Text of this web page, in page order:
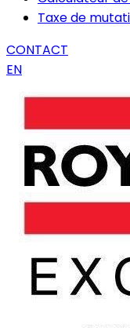
Taxe de
CONTACT
EN